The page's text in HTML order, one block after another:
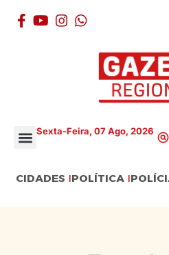
Sexta-Feira, 07 Ago, 2026
CIDADES POLÍTICA